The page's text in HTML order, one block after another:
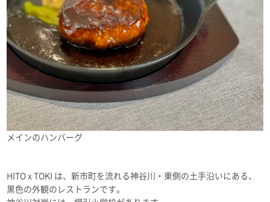
メインのハンバーグ
HITO x TOKI は、新市町を流れる神谷川・東側の土手沿いにある、
黒色の外観のレストランです。